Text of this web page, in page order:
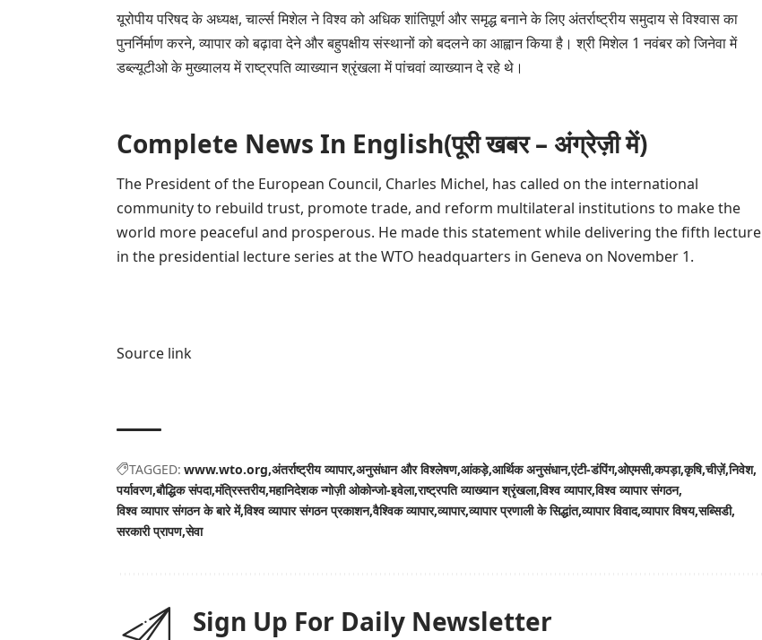
यूरोपीय परिषद के अध्यक्ष, चार्ल्स मिशेल ने विश्व को अधिक शांतिपूर्ण और समृद्ध बनाने के लिए अंतर्राष्ट्रीय समुदाय से विश्वास का
पुनर्निर्माण करने, व्यापार को बढ़ावा देने और बहुपक्षीय संस्थानों को बदलने का आह्वान किया है। श्री मिशेल 1 नवंबर को जिनेवा में
डब्ल्यूटीओ के मुख्यालय में राष्ट्रपति व्याख्यान श्रृंखला में पांचवां व्याख्यान दे रहे थे।
Complete News In English(पूरी खबर – अंग्रेज़ी में)
The President of the European Council, Charles Michel, has called on the international
community to rebuild trust, promote trade, and reform multilateral institutions to make the
world more peaceful and prosperous. He made this statement while delivering the fifth lecture
in the presidential lecture series at the WTO headquarters in Geneva on November 1.
Source link
TAGGED: www.wto.org अंतर्राष्ट्रीय व्यापार अनुसंधान और विश्लेषण आंकड़े आर्थिक अनुसंधान एंटी-डंपिंग ओएमसी कपड़ा कृषि चीज़ें निवेश
पर्यावरण बौद्धिक संपदा मंत्रिस्तरीय महानिदेशक न्गोज़ी ओकोन्जो-इवेला राष्ट्रपति व्याख्यान श्रृंखला विश्व व्यापार विश्व व्यापार संगठन
विश्व व्यापार संगठन के बारे में विश्व व्यापार संगठन प्रकाशन वैश्विक व्यापार व्यापार व्यापार प्रणाली के सिद्धांत व्यापार विवाद व्यापार विषय सब्सिडी
सरकारी प्रापण सेवा
Sign Up For Daily Newsletter